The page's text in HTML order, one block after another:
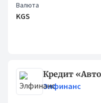
Валюта
KGS
Кредит
Элфинанс